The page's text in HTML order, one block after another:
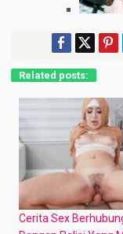
Related posts:
Cerita Sex